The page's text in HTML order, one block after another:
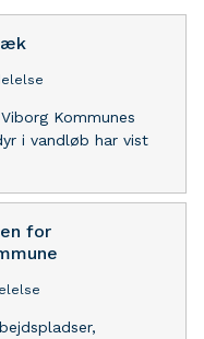
Kommunes
i vandløb har vist
for